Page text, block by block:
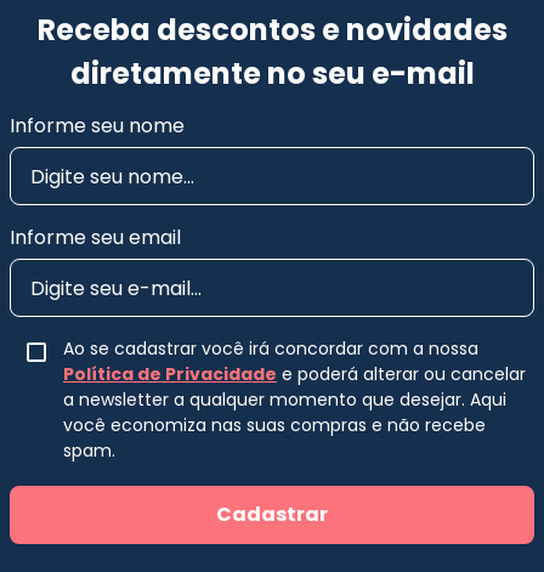
Receba descontos e novidades
diretamente no seu e-mail
Informe seu nome
Informe seu email
Ao se cadastrar você irá concordar com a nossa
Política de Privacidade e poderá alterar ou cancelar
a newsletter a qualquer momento que desejar. Aqui
você economiza nas suas compras e não recebe
spam.
Cadastrar